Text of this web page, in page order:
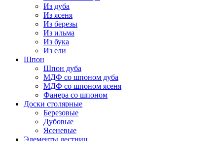
Из дуба
Из ясеня
Из березы
Из ильма
Из бука
Из ели
Шпон
Шпон дуба
МДФ со шпоном дуба
МДФ со шпоном ясеня
Фанера со шпоном
Доски столярные
Березовые
Дубовые
Ясеневые